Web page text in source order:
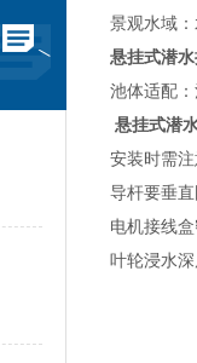
景观水域
悬挂式潜
池体适配
悬挂式潜
安装时需
导杆要垂
电机接线
叶轮浸水